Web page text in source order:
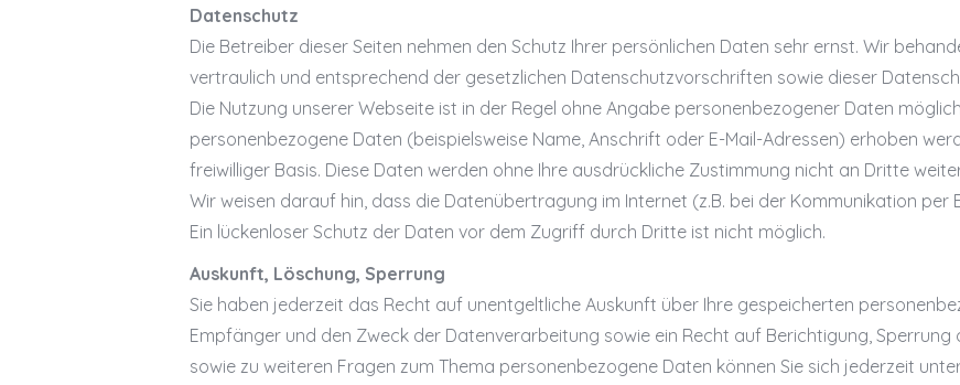
Datenschutz
Die Betreiber dieser Seiten nehmen den Schutz Ihrer persönlichen Daten sehr ernst. Wir
vertraulich und entsprechend der gesetzlichen Datenschutzvorschriften sowie dieser
Die Nutzung unserer Webseite ist in der Regel ohne Angabe personenbezogener Daten
personenbezogene Daten (beispielsweise Name, Anschrift oder E-Mail-Adressen) erhoben
freiwilliger Basis. Diese Daten werden ohne Ihre ausdrückliche Zustimmung nicht an Dritte
Wir weisen darauf hin, dass die Datenübertragung im Internet (z.B. bei der Kommunikation per
Ein lückenloser Schutz der Daten vor dem Zugriff durch Dritte ist nicht möglich.
Auskunft, Löschung, Sperrung
Sie haben jederzeit das Recht auf unentgeltliche Auskunft über Ihre gespeicherten
Empfänger und den Zweck der Datenverarbeitung sowie ein Recht auf Berichtigung, Sperrung
sowie zu weiteren Fragen zum Thema personenbezogene Daten können Sie sich jederzeit